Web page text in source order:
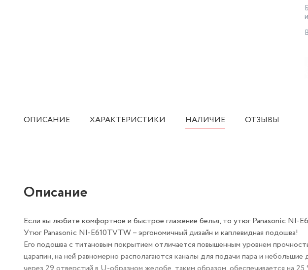
ОПИСАНИЕ ХАРАКТЕРИСТИКИ НАЛИЧИЕ ОТЗЫВЫ
Описание
Если вы любите комфортное и быстрое глажение белья, то утюг Panasonic NI-
Утюг Panasonic NI-E610TVTW – эргономичный дизайн и каплевидная подошва!
Его подошва с титановым покрытием отличается повышенным уровнем
царапин, на ней равномерно располагаются каналы для подачи пара и